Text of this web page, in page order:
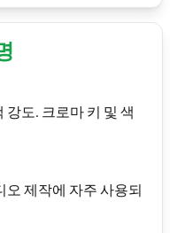
도. 크로마 키 및 색
오 제작에 자주 사용되